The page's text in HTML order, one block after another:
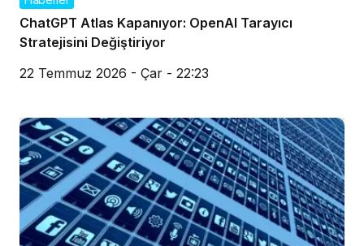
ChatGPT Atlas Kapanıyor: OpenAI Tarayıcı
Stratejisini Değiştiriyor
22 Temmuz 2026 - Çar - 22:23